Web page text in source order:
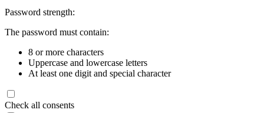
Password strength:
The password must contain:
8 or more characters
Uppercase and lowercase letters
At least one digit and special character
Check all consents